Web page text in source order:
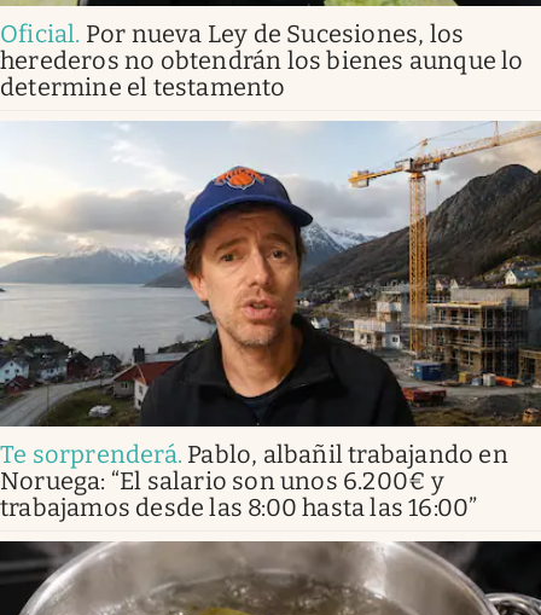
Oficial. Por nueva Ley de Sucesiones, los
herederos no obtendrán los bienes aunque lo
determine el testamento
Te sorprenderá. Pablo, albañil trabajando en
Noruega: “El salario son unos 6.200€ y
trabajamos desde las 8:00 hasta las 16:00”